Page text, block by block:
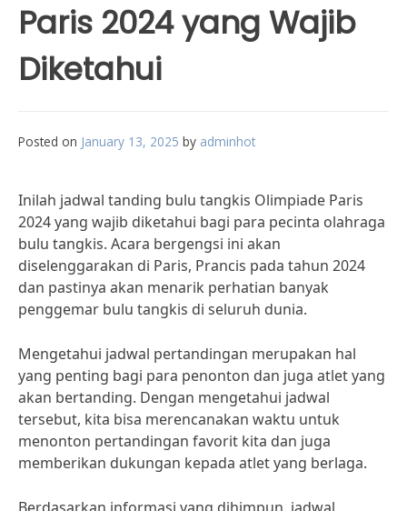
Paris 2024 yang Wajib
Diketahui
Posted on January 13, 2025 by adminhot
Inilah jadwal tanding bulu tangkis Olimpiade Paris
2024 yang wajib diketahui bagi para pecinta olahraga
bulu tangkis. Acara bergengsi ini akan
diselenggarakan di Paris, Prancis pada tahun 2024
dan pastinya akan menarik perhatian banyak
penggemar bulu tangkis di seluruh dunia.
Mengetahui jadwal pertandingan merupakan hal
yang penting bagi para penonton dan juga atlet yang
akan bertanding. Dengan mengetahui jadwal
tersebut, kita bisa merencanakan waktu untuk
menonton pertandingan favorit kita dan juga
memberikan dukungan kepada atlet yang berlaga.